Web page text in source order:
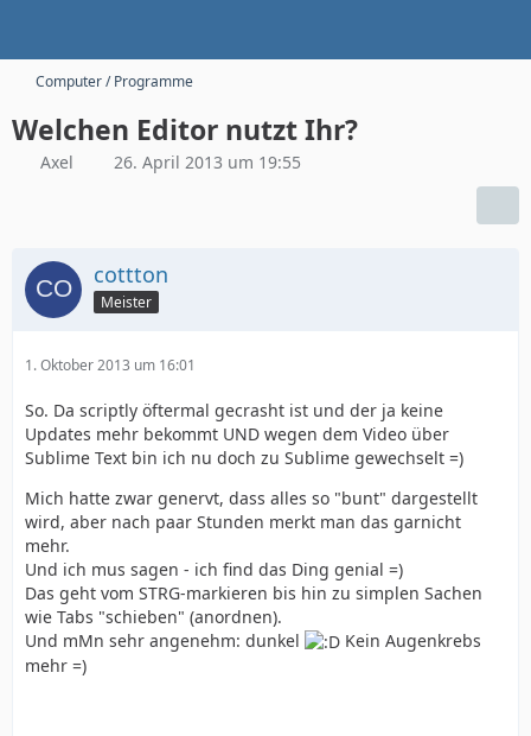
Computer / Programme
Welchen Editor nutzt Ihr?
Axel 26. April 2013 um 19:55
cottton
Meister
1. Oktober 2013 um 16:01
So. Da scriptly öftermal gecrasht ist und der ja keine
Updates mehr bekommt UND wegen dem Video über
Sublime Text bin ich nu doch zu Sublime gewechselt =)
Mich hatte zwar genervt, dass alles so "bunt" dargestellt
wird, aber nach paar Stunden merkt man das garnicht
mehr.
Und ich mus sagen - ich find das Ding genial =)
Das geht vom STRG-markieren bis hin zu simplen Sachen
wie Tabs "schieben" (anordnen).
Und mMn sehr angenehm: dunkel
Kein Augenkrebs
mehr =)